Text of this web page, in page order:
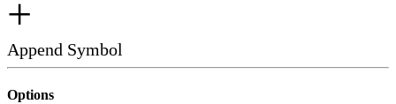
+
Append Symbol
Options